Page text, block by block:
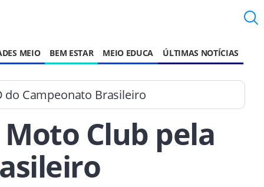
MEIO BEM ESTAR MEIO EDUCA ÚLTIMAS NOTÍCIAS
do Campeonato Brasileiro
Club pela